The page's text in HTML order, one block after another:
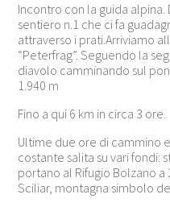
Incontro con la guida
sentiero n.1 che ci fa
attraverso i prati.Arriviamo
“Peterfrag”. Seguendo la
diavolo camminando sul
1.940 m
Fino a qui 6 km in circa 3 ore.
Ultime due ore di cammino
costante salita su vari fondi:
portano al Rifugio Bolzano
Sciliar, montagna simbolo